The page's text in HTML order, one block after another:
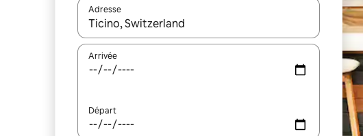
Adresse
Lorsque les résultats s'affichent, utilisez les flèches vers le
Arrivée
Départ